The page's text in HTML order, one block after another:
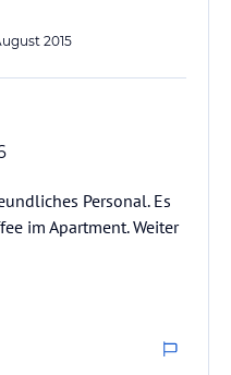
2015
Personal. Es
im Apartment. Weiter